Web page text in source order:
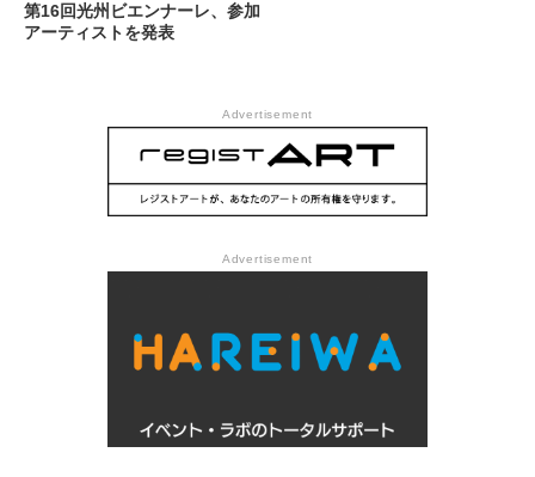
第16回光州ビエンナーレ、参加
アーティストを発表
Advertisement
Advertisement